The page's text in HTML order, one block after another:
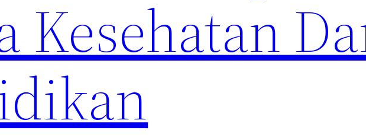
Kesehatan